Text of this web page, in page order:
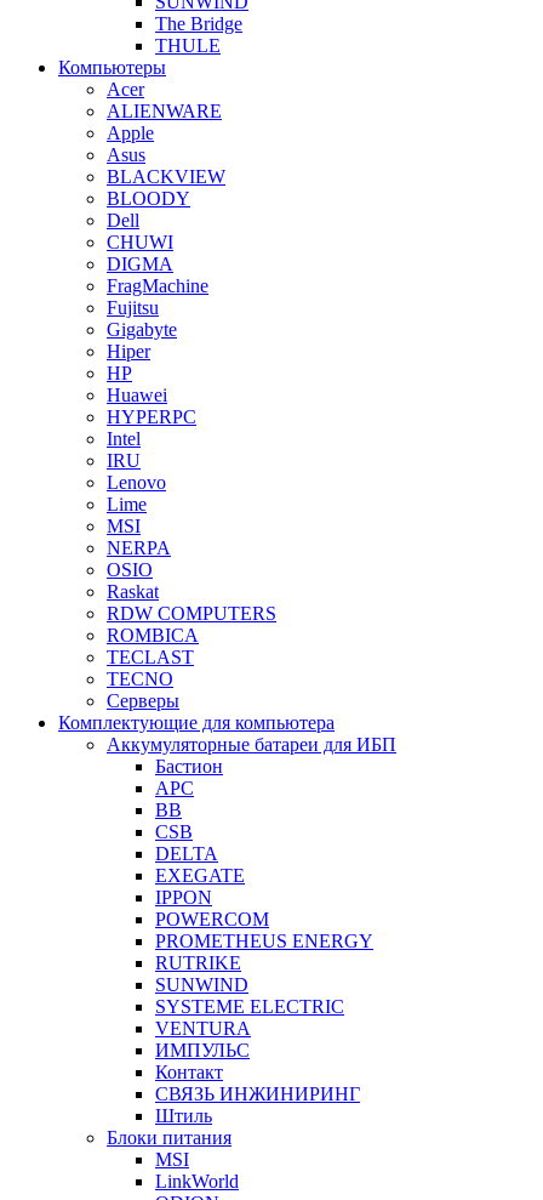
The Bridge
THULE
Компьютеры
Acer
ALIENWARE
Apple
Asus
BLACKVIEW
BLOODY
Dell
CHUWI
DIGMA
FragMachine
Fujitsu
Gigabyte
Hiper
HP
Huawei
HYPERPC
Intel
IRU
Lenovo
Lime
MSI
NERPA
OSIO
Raskat
RDW COMPUTERS
ROMBICA
TECLAST
TECNO
Серверы
Комплектующие для компьютера
Аккумуляторные батареи для ИБП
Бастион
APC
BB
CSB
DELTA
EXEGATE
IPPON
POWERCOM
PROMETHEUS ENERGY
RUTRIKE
SUNWIND
SYSTEME ELECTRIC
VENTURA
ИМПУЛЬС
Контакт
СВЯЗЬ ИНЖИНИРИНГ
Штиль
Блоки питания
MSI
LinkWorld